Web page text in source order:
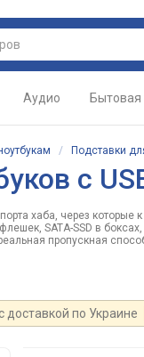
Аудио Бытовая
/ Подставки
с
хаба, через
SATA-SSD в
пропускная
доставкой по Украине